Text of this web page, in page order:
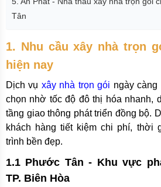
Tân
1. Nhu cầu xây nhà trọn
hiện nay
Dịch vụ xây nhà trọn gói ngày
chọn nhờ tốc độ đô thị hóa nhanh,
tầng giao thông phát triển đồng bộ.
khách hàng tiết kiệm chi phí, thời
trình bền đẹp.
1.1 Phước Tân - Khu vực
TP. Biên Hòa